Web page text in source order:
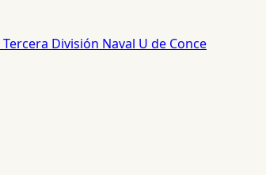
Tercera División Naval U de Conce